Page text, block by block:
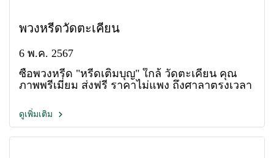
พวงหรีดวัดตะเคียน
6 พ.ค. 2567
ซื้อพวงหรีด "หรีดเติมบุญ" ใกล้ วัดตะเคียน คุณ
ภาพพรีเมี่ยม ส่งฟรี ราคาไม่แพง ถึงศาลาตรงเวลา
ดูเพิ่มเติม